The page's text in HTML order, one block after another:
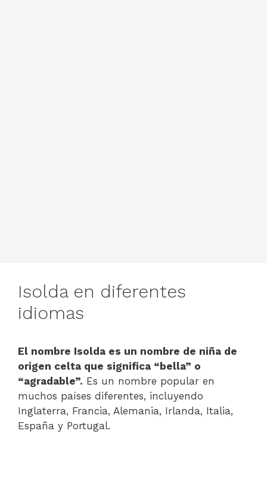
Isolda en diferentes
idiomas
El nombre Isolda es un nombre de niña de
origen celta que significa “bella” o
“agradable”. Es un nombre popular en
muchos países diferentes, incluyendo
Inglaterra, Francia, Alemania, Irlanda, Italia,
España y Portugal.